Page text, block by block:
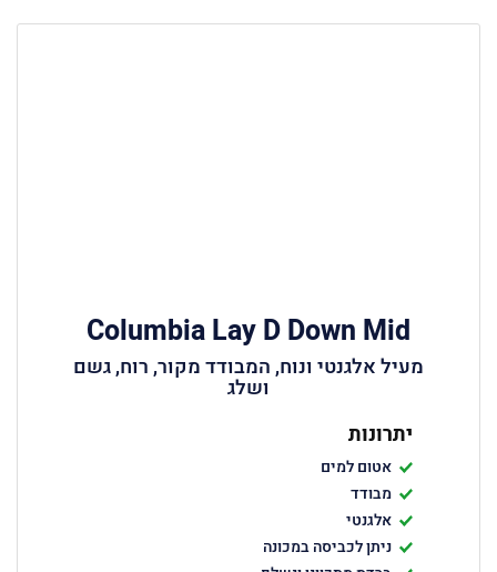
Columbia Lay D Down Mid
מעיל אלגנטי ונוח, המבודד מקור, רוח, גשם
ושלג
יתרונות
אטום למים
מבודד
אלגנטי
ניתן לכביסה במכונה